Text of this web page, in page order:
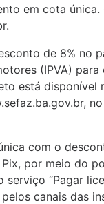
em cota
de 8% no
(IPVA)
está disponível
no
com o
por meio do
“Pagar
canais das